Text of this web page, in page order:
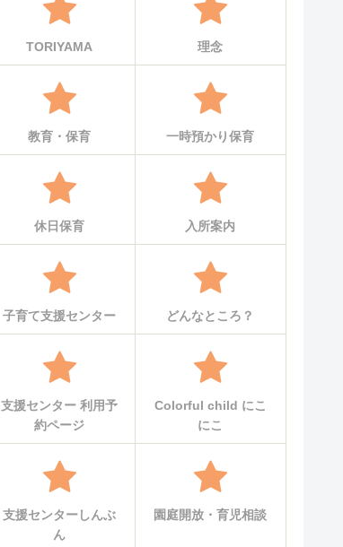
TORIYAMA 理念
教育・保育 一時預かり保育
休日保育 入所案内
子育て支援センター どんなところ？
支援センター 利用予
約ページ
Colorful child にこ
にこ
支援センターしんぶ
ん
園庭開放・育児相談